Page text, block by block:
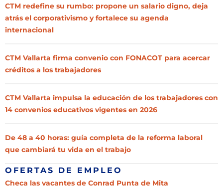
CTM redefine su rumbo: propone un salario digno, deja
atrás el corporativismo y fortalece su agenda
internacional
CTM Vallarta firma convenio con FONACOT para acercar
créditos a los trabajadores
CTM Vallarta impulsa la educación de los trabajadores con
14 convenios educativos vigentes en 2026
De 48 a 40 horas: guía completa de la reforma laboral
que cambiará tu vida en el trabajo
OFERTAS DE EMPLEO
Checa las vacantes de Conrad Punta de Mita